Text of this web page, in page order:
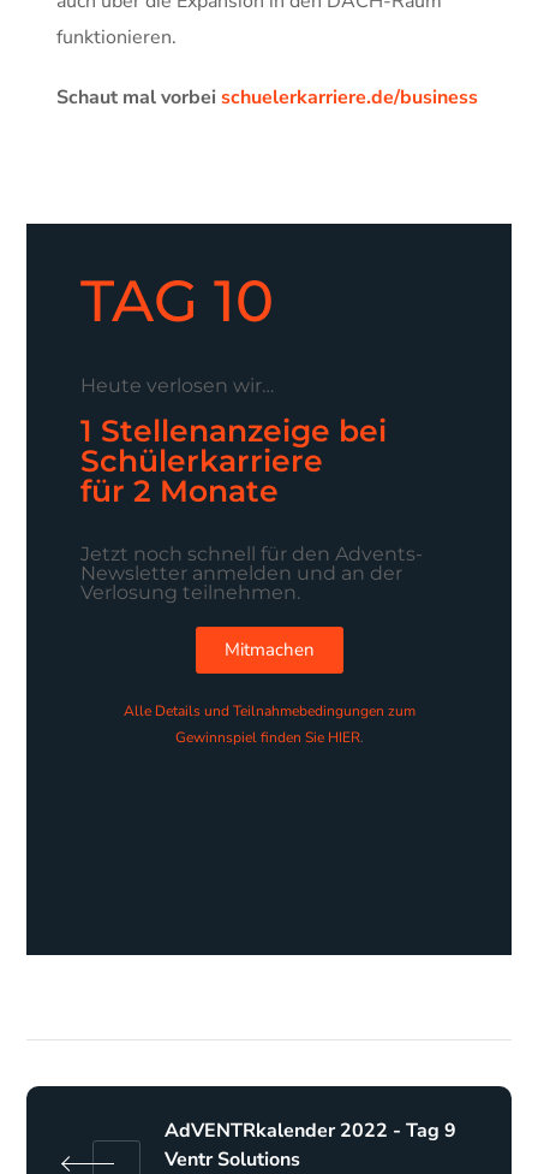
funktionieren.
Schaut mal vorbeischuelerkarriere.de/business
TAG 10
Heute verlosen wir…
1 Stellenanzeige bei
Schülerkarriere
für 2 Monate
Jetzt noch schnell für den Advents-
Newsletter anmelden und an der
Verlosung teilnehmen.
Mitmachen
Alle Details und Teilnahmebedingungen zum
Gewinnspiel finden Sie HIER.
AdVENTRkalender 2022 - Tag 9
Ventr Solutions